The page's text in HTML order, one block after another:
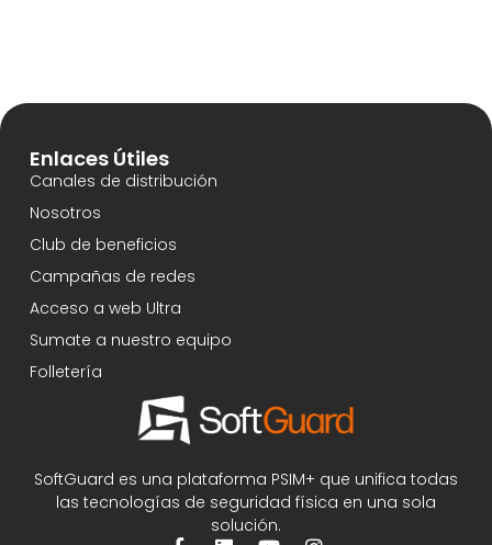
SoftGuard es una plataforma PSIM+ que unifica todas
las tecnologías de seguridad física en una sola
solución.
Enlaces Útiles
Canales de distribución
Nosotros
Club de beneficios
Campañas de redes
Acceso a web Ultra
Sumate a nuestro equipo
Folletería